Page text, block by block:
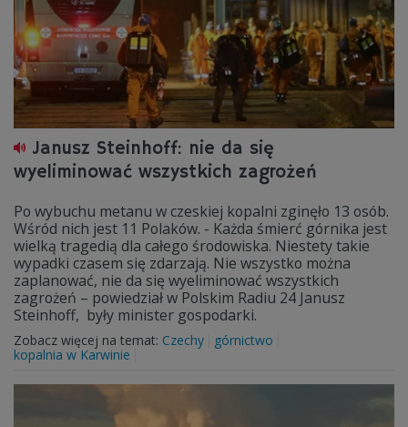
Janusz Steinhoff: nie da się
wyeliminować wszystkich zagrożeń
Po wybuchu metanu w czeskiej kopalni zginęło 13 osób.
Wśród nich jest 11 Polaków. - Każda śmierć górnika jest
wielką tragedią dla całego środowiska. Niestety takie
wypadki czasem się zdarzają. Nie wszystko można
zaplanować, nie da się wyeliminować wszystkich
zagrożeń – powiedział w Polskim Radiu 24 Janusz
Steinhoff, były minister gospodarki.
Zobacz więcej na temat: Czechy
górnictwo
kopalnia w Karwinie